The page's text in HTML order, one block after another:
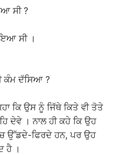
ਸੀ ?
ਸੀ ।
ਕੰਮ ਦੱਸਿਆ ?
ਕਿ ਉਸ ਨੂੰ ਜਿੱਥੇ ਕਿਤੇ ਵੀ ਤੋਤੇ
ਦੇਵੇ । ਨਾਲ ਹੀ ਕਹੇ ਕਿ ਉਹ
ਉੱਡਦੇ-ਫਿਰਦੇ ਹਨ, ਪਰ ਉਹ
ਹੈ ।